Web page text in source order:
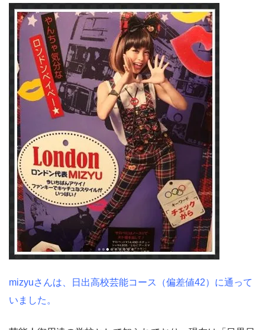
mizyuさんは、日出高校芸能コース（偏差値42）に通って
いました。